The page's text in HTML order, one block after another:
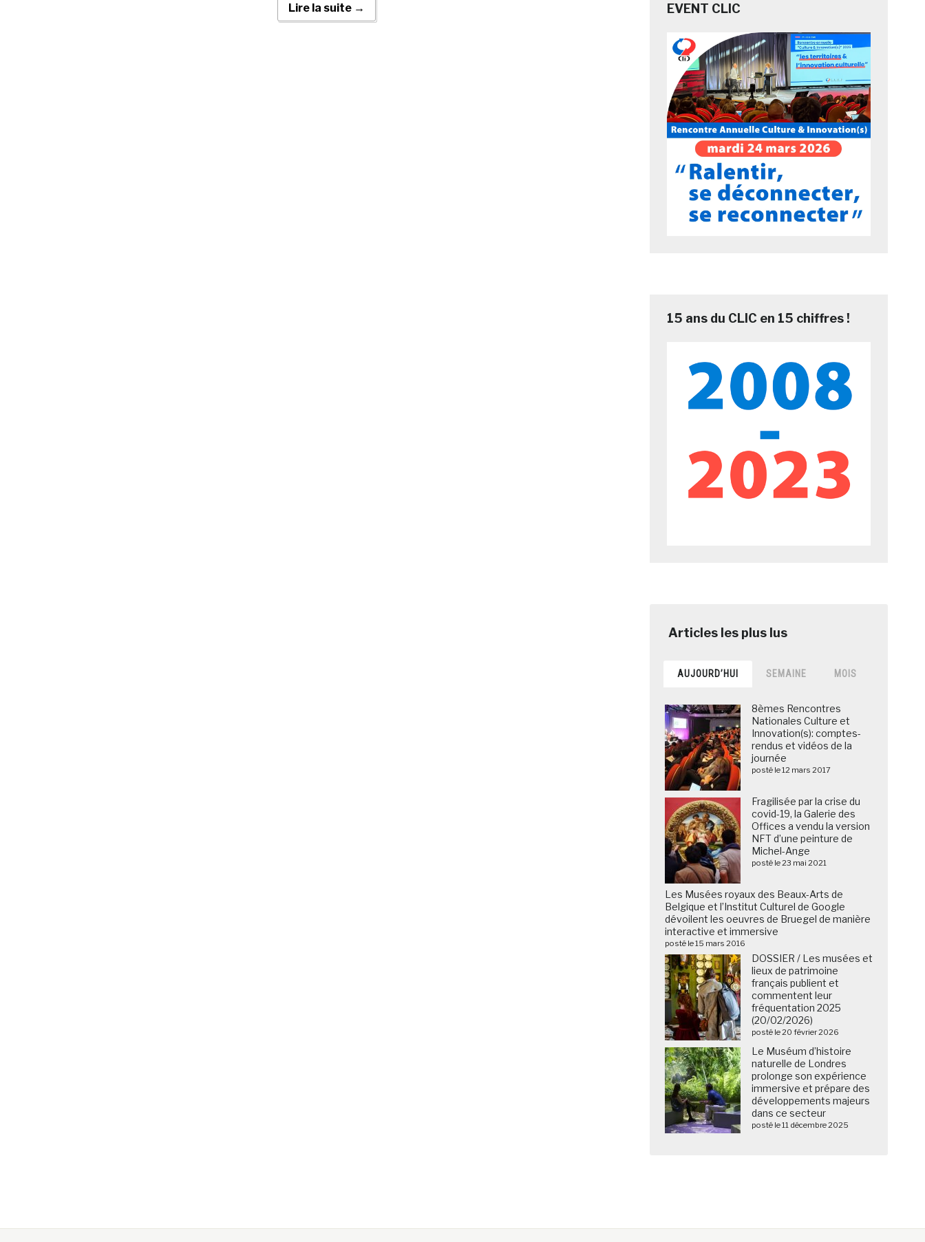
Lire la suite → EVENT CLIC
15 ans du CLIC en 15 chiffres !
AUJOURD’HUI SEMAINE MOIS
8èmes Rencontres
Nationales Culture et
Innovation(s): comptes-
rendus et vidéos de la
journée
posté le 12 mars 2017
Fragilisée par la crise du
covid-19, la Galerie des
Offices a vendu la version
NFT d’une peinture de
Michel-Ange
posté le 23 mai 2021
Les Musées royaux des Beaux-Arts de
Belgique et l’Institut Culturel de Google
dévoilent les oeuvres de Bruegel de manière
interactive et immersive
posté le 15 mars 2016
DOSSIER / Les musées et
lieux de patrimoine
français publient et
commentent leur
fréquentation 2025
(20/02/2026)
posté le 20 février 2026
Le Muséum d’histoire
naturelle de Londres
prolonge son expérience
immersive et prépare des
développements majeurs
dans ce secteur
posté le 11 décembre 2025